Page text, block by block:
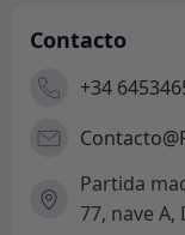
Contacto
+34
Partida
77, nave A,